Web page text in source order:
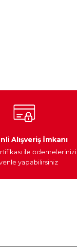
Ateşleme Sistemi
Alışveriş İmkanı
ile ödemelerinizi
yapabilirsiniz